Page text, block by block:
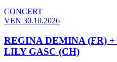
CONCERT
VEN 30.10.2026
REGINA DEMINA (FR)
LILY GASC (CH)